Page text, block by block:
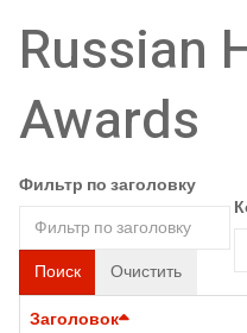
Russian
Awards
Фильтр по заголовку
Поиск Очистить
Заголовок